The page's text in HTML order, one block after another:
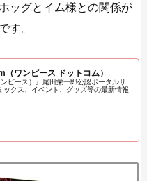
ッグとイム様との関係が
す。
（ワンピース ドットコム）
ピース）』尾田栄一郎公認ポータルサ
ックス、イベント、グッズ等の最新情報